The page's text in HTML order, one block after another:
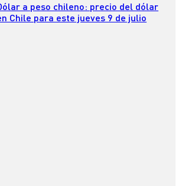
a peso chileno: precio del dólar
Chile para este jueves 9 de julio